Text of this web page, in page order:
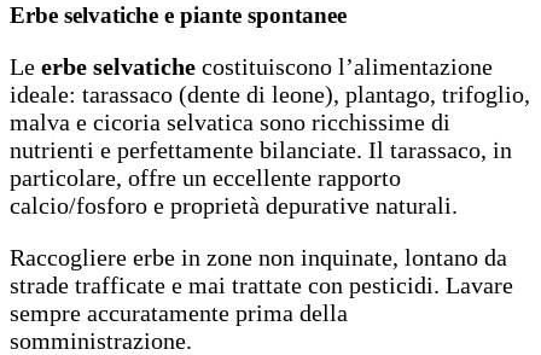
Erbe selvatiche e piante spontanee
Le erbe selvatiche costituiscono l’alimentazione
ideale: tarassaco (dente di leone), plantago, trifoglio,
malva e cicoria selvatica sono ricchissime di
nutrienti e perfettamente bilanciate. Il tarassaco, in
particolare, offre un eccellente rapporto
calcio/fosforo e proprietà depurative naturali.
Raccogliere erbe in zone non inquinate, lontano da
strade trafficate e mai trattate con pesticidi. Lavare
sempre accuratamente prima della
somministrazione.